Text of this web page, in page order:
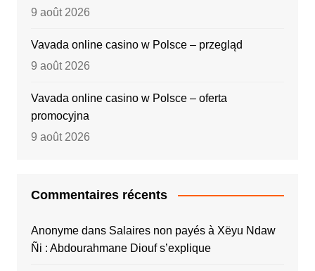
9 août 2026
Vavada online casino w Polsce – przegląd
9 août 2026
Vavada online casino w Polsce – oferta
promocyjna
9 août 2026
Commentaires récents
Anonymedans Salaires non payés à Xëyu Ndaw
Ñi : Abdourahmane Diouf s’explique